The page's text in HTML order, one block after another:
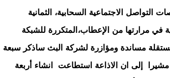
التواصل الاجتماعية السحابية، الثمانية
مرارتها من الإعطاب،المتكررة للشبكة
مساندة ومؤازرة لشركة البث ساذكر سبعة
إلى ان الاذاعة استطاعت انشاء أربعة